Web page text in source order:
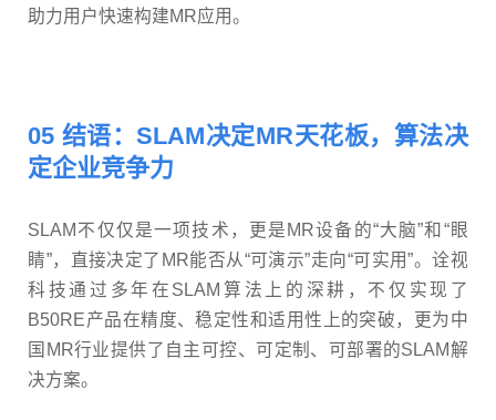
助力用户快速构建MR应用。
05 结语：SLAM决定MR天花板，算法决
定企业竞争力
SLAM不仅仅是一项技术，更是MR设备的“大脑”和“眼
睛”，直接决定了MR能否从“可演示”走向“可实用”。诠视
科技通过多年在SLAM算法上的深耕，不仅实现了
B50RE产品在精度、稳定性和适用性上的突破，更为中
国MR行业提供了自主可控、可定制、可部署的SLAM解
决方案。